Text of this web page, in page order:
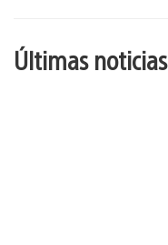
Últimas noticias